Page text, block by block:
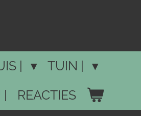
|
TUIN |
| REACTIES